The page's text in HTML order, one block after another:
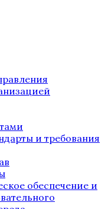
и требования
обеспечение и